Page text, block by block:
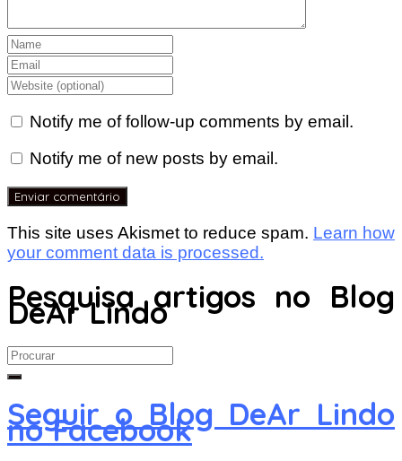
Notify me of follow-up comments by email.
Notify me of new posts by email.
This site uses Akismet to reduce spam. Learn how
your comment data is processed.
Pesquisa artigos no Blog
DeAr Lindo
Search
for:
Seguir o Blog DeAr Lindo
no Facebook